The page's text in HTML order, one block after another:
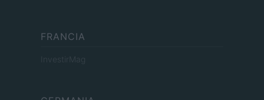
FRANCIA
InvestirMag